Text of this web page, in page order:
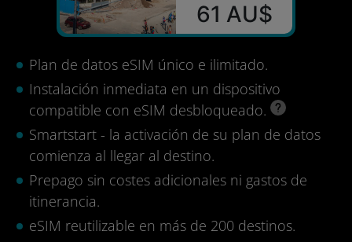
61 AU$
Plan de datos eSIM único e ilimitado.
Instalación inmediata en un dispositivo
compatible con eSIM desbloqueado.
Smartstart - la activación de su plan de datos
comienza al llegar al destino.
Prepago sin costes adicionales ni gastos de
itinerancia.
eSIM reutilizable en más de 200 destinos.